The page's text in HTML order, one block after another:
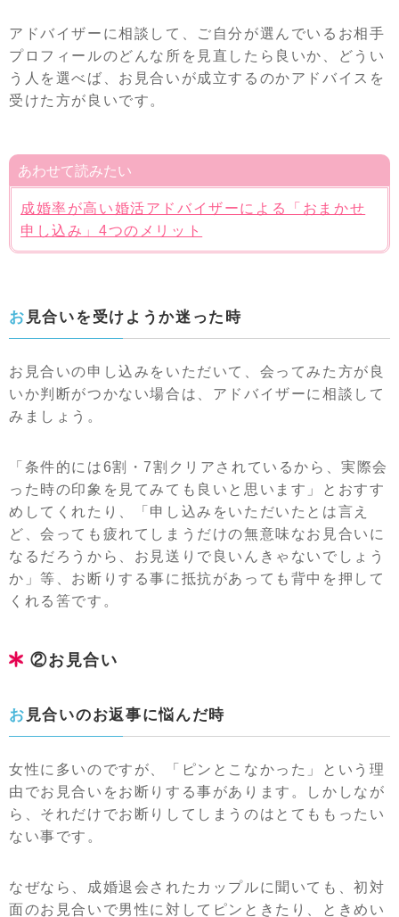
アドバイザーに相談して、ご自分が選んでいるお相手
プロフィールのどんな所を見直したら良いか、どうい
う人を選べば、お見合いが成立するのかアドバイスを
受けた方が良いです。
あわせて読みたい
成婚率が高い婚活アドバイザーによる「おまかせ
申し込み」4つのメリット
お見合いを受けようか迷った時
お見合いの申し込みをいただいて、会ってみた方が良
いか判断がつかない場合は、アドバイザーに相談して
みましょう。
「条件的には6割・7割クリアされているから、実際会
った時の印象を見てみても良いと思います」とおすす
めしてくれたり、「申し込みをいただいたとは言え
ど、会っても疲れてしまうだけの無意味なお見合いに
なるだろうから、お見送りで良いんきゃないでしょう
か」等、お断りする事に抵抗があっても背中を押して
くれる筈です。
②お見合い
お見合いのお返事に悩んだ時
女性に多いのですが、「ピンとこなかった」という理
由でお見合いをお断りする事があります。しかしなが
ら、それだけでお断りしてしまうのはとてももったい
ない事です。
なぜなら、成婚退会されたカップルに聞いても、初対
面のお見合いで男性に対してピンときたり、ときめい